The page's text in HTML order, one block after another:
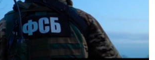
РАССЫЛКУ